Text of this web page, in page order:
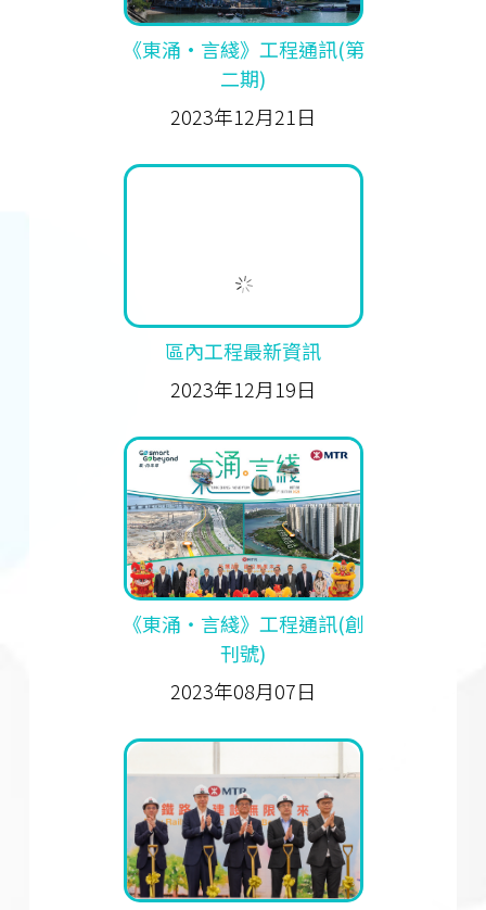
《東涌·言綫》工程通訊(第
二期)
2023年12月21日
區內工程最新資訊
2023年12月19日
《東涌‧言綫》工程通訊(創
刊號)
2023年08月07日